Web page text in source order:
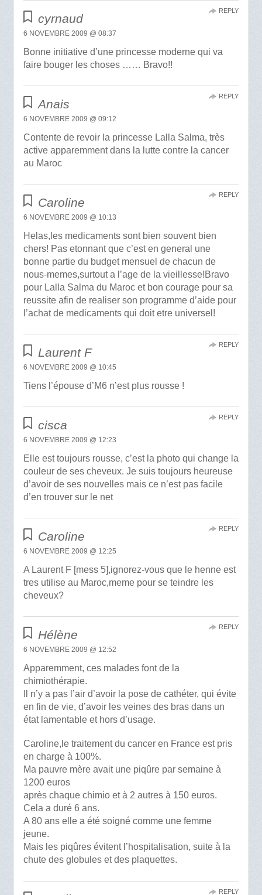
cyrnaud
6 NOVEMBRE 2009 @ 08:37
Bonne initiative d’une princesse moderne qui va
faire bouger les choses …… Bravo!!
REPLY
Anais
6 NOVEMBRE 2009 @ 09:12
Contente de revoir la princesse Lalla Salma, très
active apparemment dans la lutte contre la cancer
au Maroc
REPLY
Caroline
6 NOVEMBRE 2009 @ 10:13
Helas,les medicaments sont bien souvent bien
chers! Pas etonnant que c’est en general une
bonne partie du budget mensuel de chacun de
nous-memes,surtout a l’age de la vieillesse!Bravo
pour Lalla Salma du Maroc et bon courage pour sa
reussite afin de realiser son programme d’aide pour
l’achat de medicaments qui doit etre universel!
REPLY
Laurent F
6 NOVEMBRE 2009 @ 10:45
Tiens l’épouse d’M6 n’est plus rousse !
REPLY
cisca
6 NOVEMBRE 2009 @ 12:23
Elle est toujours rousse, c’est la photo qui change la
couleur de ses cheveux. Je suis toujours heureuse
d’avoir de ses nouvelles mais ce n’est pas facile
d’en trouver sur le net
REPLY
Caroline
6 NOVEMBRE 2009 @ 12:25
A Laurent F [mess 5],ignorez-vous que le henne est
tres utilise au Maroc,meme pour se teindre les
cheveux?
REPLY
Hélène
6 NOVEMBRE 2009 @ 12:52
Apparemment, ces malades font de la
chimiothérapie.
Il n’y a pas l’air d’avoir la pose de cathéter, qui évite
en fin de vie, d’avoir les veines des bras dans un
état lamentable et hors d’usage.
Caroline,le traitement du cancer en France est pris
en charge à 100%.
Ma pauvre mère avait une piqûre par semaine à
1200 euros
après chaque chimio et à 2 autres à 150 euros.
Cela a duré 6 ans.
A 80 ans elle a été soigné comme une femme
jeune.
Mais les piqûres évitent l’hospitalisation, suite à la
chute des globules et des plaquettes.
REPLY
REPLY